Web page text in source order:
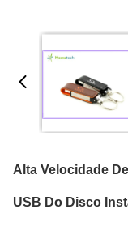
Alta Velocidade
USB Do Disco